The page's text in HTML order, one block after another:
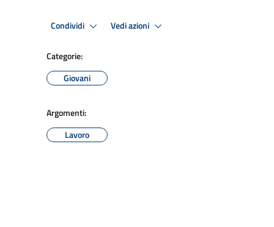
Condividi Vedi azioni
Categorie:
Giovani
Argomenti:
Lavoro